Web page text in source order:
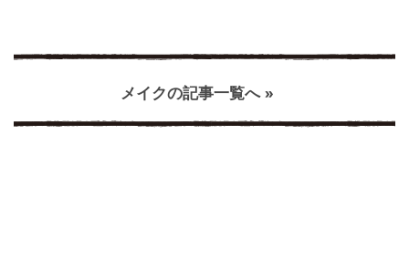
メイクの記事一覧へ »